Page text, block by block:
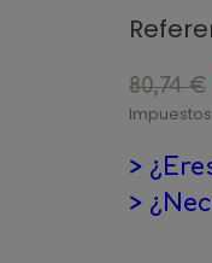
80,74 €
>
>